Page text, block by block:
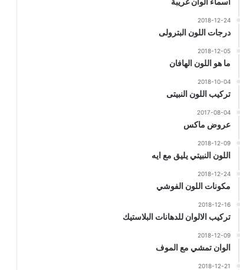
2018-12-24
درجات اللون البترولى
2018-12-05
ما هو اللون الهافان
2018-10-04
تركيب اللون النبيتى
2017-08-04
عروض ماكس
2018-12-09
اللون النبيتي يليق مع ايه
2018-12-24
مكونات اللون الفوشي
2018-12-16
تركيب الالوان للدهانات البلاستيك
2018-12-09
الوان تمشي مع الموف
2018-12-21